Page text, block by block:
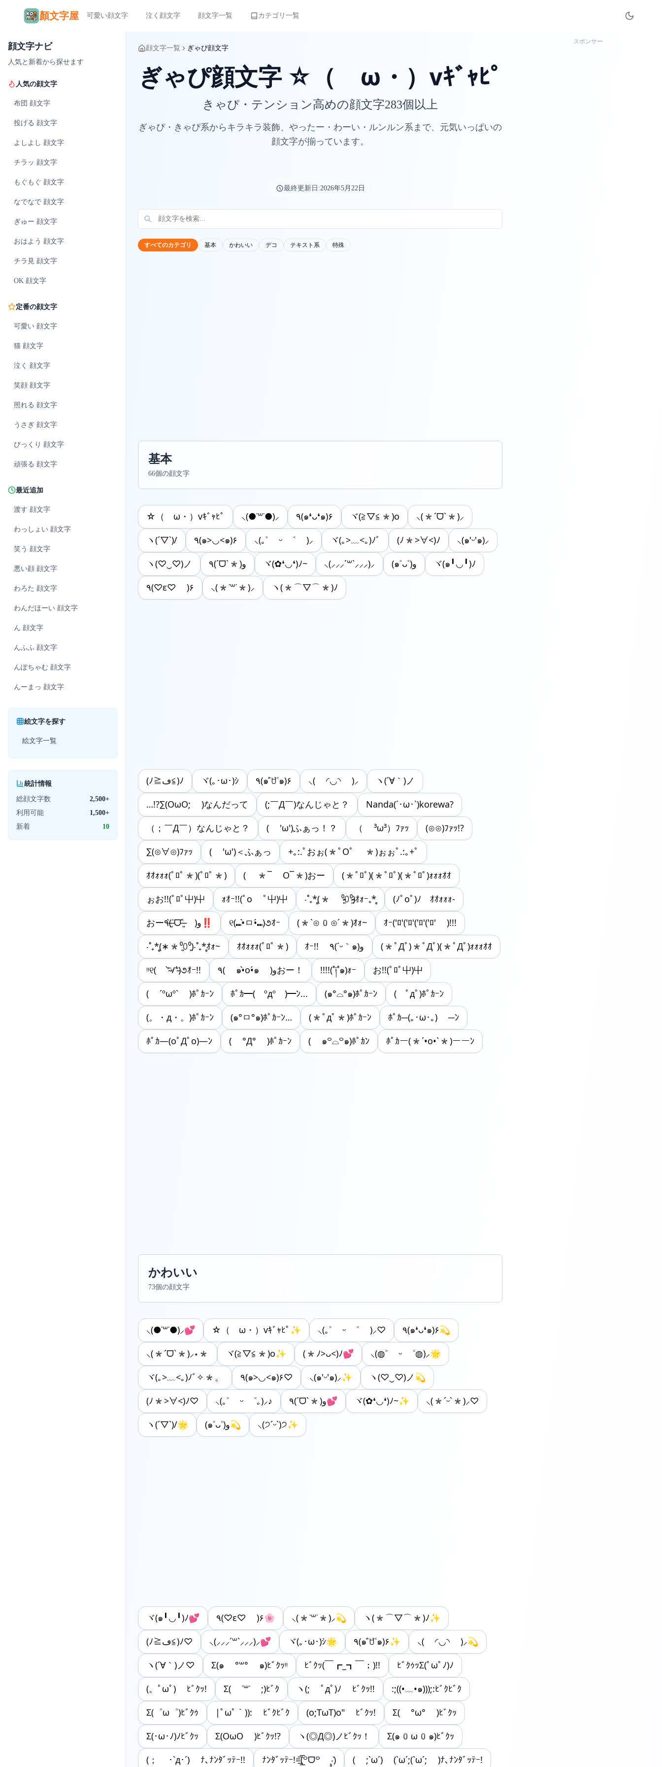
顏文字屋 可愛い顔文字 泣く顔文字 顔文字一覧 カテゴリ一覧
顔文字ナビ
人気と新着から探せます
人気の顔文字
布団 顔文字
投げる 顔文字
よしよし 顔文字
チラッ 顔文字
もぐもぐ 顔文字
なでなで 顔文字
ぎゅー 顔文字
おはよう 顔文字
チラ見 顔文字
OK 顔文字
定番の顔文字
可愛い 顔文字
猫 顔文字
泣く 顔文字
笑顔 顔文字
照れる 顔文字
うさぎ 顔文字
びっくり 顔文字
頑張る 顔文字
最近追加
渡す 顔文字
わっしょい 顔文字
笑う 顔文字
悪い顔 顔文字
わろた 顔文字
わんだほーい 顔文字
ん 顔文字
んふふ 顔文字
んぽちゃむ 顔文字
んーまっ 顔文字
絵文字を探す
絵文字一覧
統計情報
総顔文字数
2,500+
利用可能
1,500+
新着
10
顔文字一覧 ぎゃぴ顔文字
ぎゃぴ顔文字 ☆（ゝω・）vｷﾞｬﾋﾟ
きゃぴ・テンション高めの顔文字283個以上
ぎゃぴ・きゃぴ系からキラキラ装飾、やったー・わーい・ルンルン系まで、元気いっぱいの
顔文字が揃っています。
最終更新日:2026年5月22日
すべてのカテゴリ 基本 かわいい デコ テキスト系 特殊
基本
66個の顔文字
☆（ゝω・）vｷﾞｬﾋﾟ ⸜(●˙꒳˙●)⸝ ٩(๑❛ᴗ❛๑)۶ ヾ(≧▽≦*)o ⸜(*ˊᗜˋ*)⸝
ヽ(´▽`)/ ٩(๑>◡<๑)۶ ⸜(｡˃ ᵕ ˂ )⸝ ヾ(｡>﹏<｡)ﾉﾞ (ﾉ*>∀<)ﾉ ⸜(๑'ᵕ'๑)⸝
ヽ(♡‿♡)ノ ٩(ˊᗜˋ*)و ヾ(✿❛◡❛)ﾉ~ ⸜(⸝⸝⸝´꒳`⸝⸝⸝)⸝ (๑˃ᴗ˂)ﻭ ヾ(๑╹◡╹)ﾉ
٩(♡ε♡ )۶ ⸜(*˙꒳˙*)⸝ ヽ(*⌒▽⌒*)ﾉ
(ﾉ≧ڡ≦)ﾉ ヾ(｡･ω･)ｼ ٩(๑˃́ꇴ˂̀๑)۶ ⸜( ◜◡◝ )⸝ ヽ(´∀｀)ノ
…!?∑(OωO; )なんだって (;￣Д￣)なんじゃと？ Nanda(´･ω･`)korewa?
（；￣Д￣）なんじゃと？ ( 'ω')ふぁっ！？ （ ³ω³）ﾌｧｯ (⊙⊙)ﾌｧｯ!?
∑(⊙∀⊙)ﾌｧｯ ( 'ω')＜ふぁっ +｡:.ﾟおぉ(*ﾟOﾟ *)ぉぉﾟ.:｡+ﾟ
ｵｵｫｫｫ(ﾟﾛﾟ*)(ﾟﾛﾟ*) ( *¯ O¯*)おー (*ﾟﾛﾟ)(*ﾟﾛﾟ)(*ﾟﾛﾟ)ｫｫｫｵｵ
ぉお!!(ﾟﾛﾟ屮)屮 ｫｵｰ!!(ﾟo ﾟ屮)屮 ‧˚₊*̥(* ⁰̷̴͈꒨⁰̷̴͈)ｵｫｰ₊*̥ (ﾉﾟοﾟ)ﾉ ｵｵｫｫｫ-
おー٩(˃̶͈̀ᗜ˂̶͈́ )و‼︎ ୧(⑉•̀ㅁ•́⑉)૭ｵｰ (*`⊙0⊙´*)ｵｫ~ ｵｰ('ﾛ'('ﾛ'('ﾛ'('ﾛ' )!!!
‧˚₊*̥(∗*⁰͈꒨⁰͈)‧˚₊*̥ｵｫ~ ｵｵｫｫｫ(ﾟﾛﾟ*) ｵｰ!! ٩(´ᵕ｀๑)و (*ﾟДﾟ)*ﾟДﾟ)(*ﾟДﾟ)ｫｫｫｵｵ
ᵎᵎ୧( ⁼̴̀∀⁼̴́)૭ｵｰ!! ٩( ๑•̀o•́๑ )وおー！ !!!!(˚༏˚๑)ｫｰ お!!(ﾟﾛﾟ屮)屮
( ´ºωº` )ﾎﾟｶｰﾝ ﾎﾟｶ━( ºдº )━ﾝ... (๑°⌓°๑)ﾎﾟｶｰﾝ ( ﾟдﾟ)ﾎﾟｶｰﾝ
(。・д・。)ﾎﾟｶｰﾝ (๑°ㅁ°๑)ﾎﾟｶｰﾝ… (*ﾟдﾟ*)ﾎﾟｶｰﾝ ﾎﾟｶ─(｡･ω･｡) ─ﾝ
ﾎﾟｶ―(oﾟДﾟo)―ﾝ ( °Д° )ﾎﾟｶｰﾝ ( ๑꒪⌓꒪๑)ﾎﾟｶﾝ ﾎﾟｶー(*´•o•`*)ーーﾝ
かわいい
73個の顔文字
⸜(●˙꒳˙●)⸝💕 ☆（ゝω・）vｷﾞｬﾋﾟ✨ ⸜(｡˃ ᵕ ˂ )⸝♡ ٩(๑❛ᴗ❛๑)۶💫
⸜(*ˊᗜˋ*)⸝⋆* ヾ(≧▽≦*)o✨ (*ﾉ>ᴗ<)ﾉ💕 ⸜(◍˃ ᵕ ˂◍)⸝🌟
ヾ(｡>﹏<｡)ﾉﾞ✧*。 ٩(๑>◡<๑)۶♡ ⸜(๑'ᵕ'๑)⸝✨ ヽ(♡‿♡)ノ💫
(ﾉ*>∀<)ﾉ♡ ⸜(｡˃ ᵕ ˂｡)⸝♪ ٩(ˊᗜˋ*)و💕 ヾ(✿❛◡❛)ﾉ~✨ ⸜(*ˊᵕˋ*)⸝♡
ヽ(´▽`)/🌟 (๑˃ᴗ˂)ﻭ💫 ⸜(੭ˊᵕˋ)੭✨
ヾ(๑╹◡╹)ﾉ💕 ٩(♡ε♡ )۶🌸 ⸜(*˙꒳˙*)⸝💫 ヽ(*⌒▽⌒*)ﾉ✨
(ﾉ≧ڡ≦)ﾉ♡ ⸜(⸝⸝⸝´꒳`⸝⸝⸝)⸝💕 ヾ(｡･ω･)ｼ🌟 ٩(๑˃́ꇴ˂̀๑)۶✨ ⸜( ◜◡◝ )⸝💫
ヽ(´∀｀)ノ♡ Σ(๑ °꒳° ๑)ﾋﾞｸｯᵎᵎ ﾋﾞｸｯ(￣┏_┓￣；)!! ﾋﾞｸｩｯΣ(ﾟωﾟﾉ)ﾉ
(。ﾟωﾟ) ﾋﾞｸｯ! Σ( ˙꒳˙ ;)ﾋﾞｸ ヽ(; ﾟдﾟ)ﾉ ﾋﾞｸｯ!! :;((•﹏•๑)));:ﾋﾞｸﾋﾞｸ
Σ(゜ω゜)ﾋﾞｸｩ |ﾟωﾟ｀)): ﾋﾞｸﾋﾞｸ (o;TωT)o" ﾋﾞｸｯ! Σ( °ω° )ﾋﾞｸｯ
Σ(･ω･ﾉ)ﾉﾋﾞｸｯ Σ(OωO )ﾋﾞｸｯ!? ヽ(◎Д◎)ノﾋﾞｸｯ！ Σ(๑0ω0๑)ﾋﾞｸｯ
(； ･`д･´) ﾅ､ﾅﾝﾀﾞｯﾃｰ!! ﾅﾝﾀﾞｯﾃｰ!=͟͟͞͞(꒪ᗜ꒪ ‧̣̥̇) ( ;`ω´) (`ω´;(`ω´; )ﾅ､ﾅﾝﾀﾞｯﾃｰ!
スポンサー